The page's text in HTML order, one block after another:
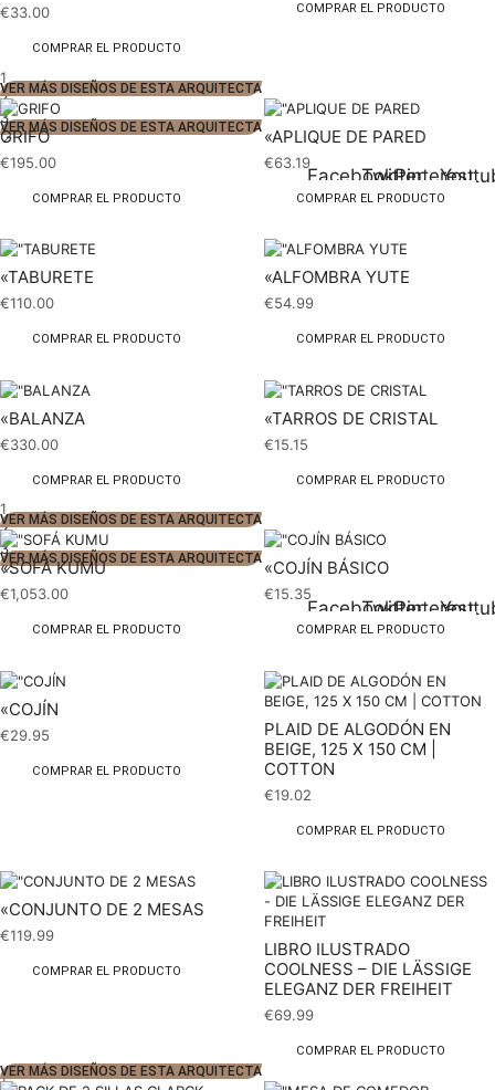
€33.00
COMPRAR EL PRODUCTO
COMPRAR EL PRODUCTO
1
2
3
FacebookTwitterPinterest
VER MÁS DISEÑOS DE ESTA ARQUITECTA
VER MÁS DISEÑOS DE ESTA ARQUITECTA
GRIFO
€195.00
COMPRAR EL PRODUCTO
«APLIQUE DE PARED
€63.19
COMPRAR EL PRODUCTO
«TABURETE
€110.00
COMPRAR EL PRODUCTO
«ALFOMBRA YUTE
€54.99
COMPRAR EL PRODUCTO
«BALANZA
€330.00
COMPRAR EL PRODUCTO
«TARROS DE CRISTAL
€15.15
COMPRAR EL PRODUCTO
1
2
3
FacebookTwitterPinterest
VER MÁS DISEÑOS DE ESTA ARQUITECTA
VER MÁS DISEÑOS DE ESTA ARQUITECTA
«SOFÁ KUMU
€1,053.00
COMPRAR EL PRODUCTO
«COJÍN BÁSICO
€15.35
COMPRAR EL PRODUCTO
«COJÍN
€29.95
COMPRAR EL PRODUCTO
PLAID DE ALGODÓN EN
BEIGE, 125 X 150 CM |
COTTON
€19.02
COMPRAR EL PRODUCTO
«CONJUNTO DE 2 MESAS
€119.99
COMPRAR EL PRODUCTO
LIBRO ILUSTRADO
COOLNESS – DIE LÄSSIGE
ELEGANZ DER FREIHEIT
€69.99
COMPRAR EL PRODUCTO
1
VER MÁS DISEÑOS DE ESTA ARQUITECTA